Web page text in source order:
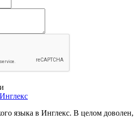
Инглекс
языка в Инглекс. В целом доволен,